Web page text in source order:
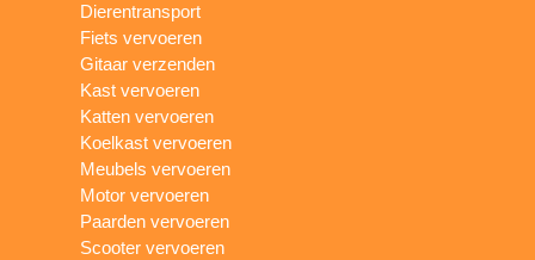
Dierentransport
Fiets vervoeren
Gitaar verzenden
Kast vervoeren
Katten vervoeren
Koelkast vervoeren
Meubels vervoeren
Motor vervoeren
Paarden vervoeren
Scooter vervoeren